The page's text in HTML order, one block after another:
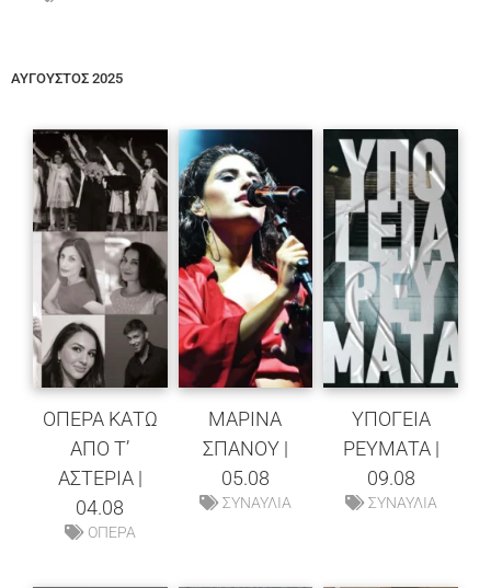
ΑΥΓΟΥΣΤΟΣ 2025
ΟΠΕΡΑ ΚΑΤΩ
ΑΠΟ Τ’
ΑΣΤΕΡΙΑ |
04.08
ΟΠΕΡΑ
ΜΑΡΙΝΑ
ΣΠΑΝΟΥ |
05.08
ΣΥΝΑΥΛΙΑ
ΥΠΟΓΕΙΑ
ΡΕΥΜΑΤΑ |
09.08
ΣΥΝΑΥΛΙΑ